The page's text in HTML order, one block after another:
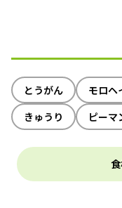
とうがん モロヘ
きゅうり
ピーマ